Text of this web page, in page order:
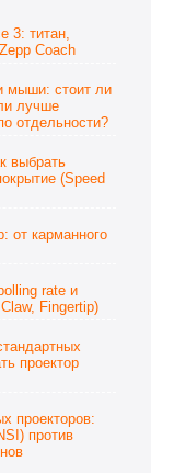
3: титан,
Coach
мыши: стоит ли
лучше
отдельности?
выбрать
(Speed
от карманного
rate и
Fingertip)
проектор
проекторов:
против